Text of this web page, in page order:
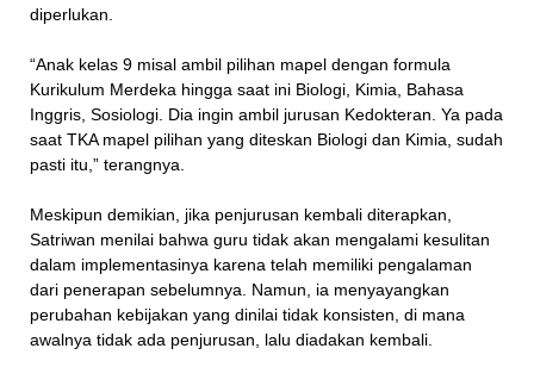
diperlukan.
“Anak kelas 9 misal ambil pilihan mapel dengan formula
Kurikulum Merdeka hingga saat ini Biologi, Kimia, Bahasa
Inggris, Sosiologi. Dia ingin ambil jurusan Kedokteran. Ya pada
saat TKA mapel pilihan yang diteskan Biologi dan Kimia, sudah
pasti itu,” terangnya.
Meskipun demikian, jika penjurusan kembali diterapkan,
Satriwan menilai bahwa guru tidak akan mengalami kesulitan
dalam implementasinya karena telah memiliki pengalaman
dari penerapan sebelumnya. Namun, ia menyayangkan
perubahan kebijakan yang dinilai tidak konsisten, di mana
awalnya tidak ada penjurusan, lalu diadakan kembali.